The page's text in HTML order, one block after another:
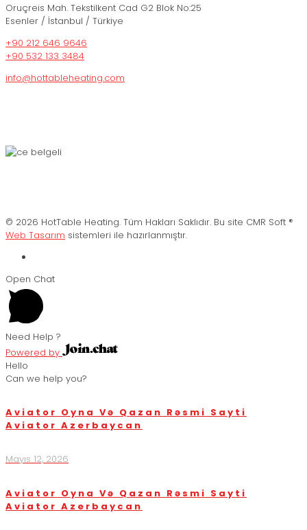
Oruçreis Mah. Tekstilkent Cad G2 Blok No:25
Esenler / İstanbul / Türkiye
+90 212 646 9646
+90 532 133 3484
info@hottableheating.com
© 2026 HotTable Heating. Tüm Hakları Saklıdır. Bu site CMR Soft ®️
Web Tasarım sistemleri ile hazırlanmıştır.
Open Chat
Need Help ?
Powered by
Hello
Can we help you?
Aviator Oyna Və Qazan Rəsmi Sayti
Aviator Azerbaycan
Mayıs 12, 2026
Aviator Oyna Və Qazan Rəsmi Sayti
Aviator Azerbaycan